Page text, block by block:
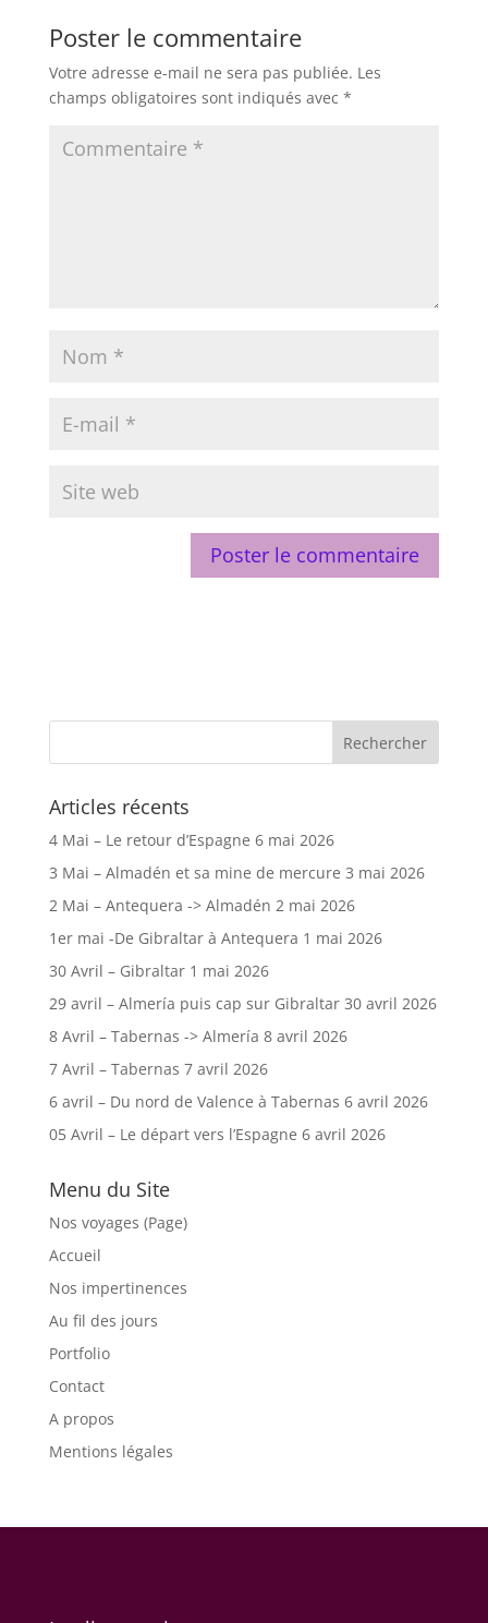
Poster le commentaire
Votre adresse e-mail ne sera pas publiée. Les
champs obligatoires sont indiqués avec *
Articles récents
4 Mai – Le retour d’Espagne 6 mai 2026
3 Mai – Almadén et sa mine de mercure 3 mai 2026
2 Mai – Antequera -> Almadén 2 mai 2026
1er mai -De Gibraltar à Antequera 1 mai 2026
30 Avril – Gibraltar 1 mai 2026
29 avril – Almería puis cap sur Gibraltar 30 avril 2026
8 Avril – Tabernas -> Almería 8 avril 2026
7 Avril – Tabernas 7 avril 2026
6 avril – Du nord de Valence à Tabernas 6 avril 2026
05 Avril – Le départ vers l’Espagne 6 avril 2026
Menu du Site
Nos voyages (Page)
Accueil
Nos impertinences
Au fil des jours
Portfolio
Contact
A propos
Mentions légales